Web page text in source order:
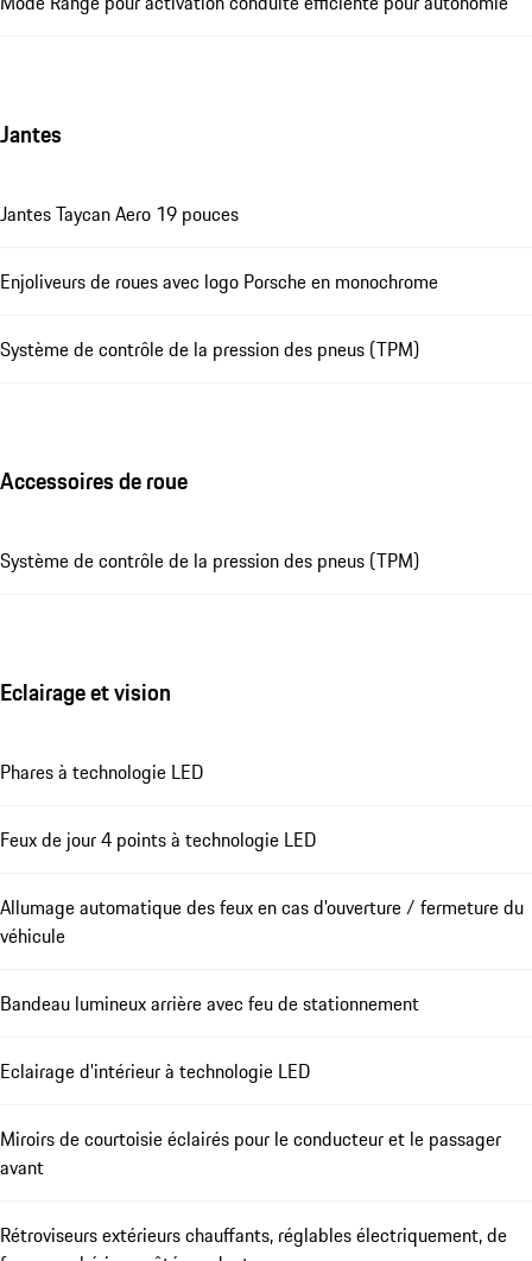
Jantes
Jantes Taycan Aero 19 pouces
Enjoliveurs de roues avec logo Porsche en monochrome
Système de contrôle de la pression des pneus (TPM)
Accessoires de roue
Système de contrôle de la pression des pneus (TPM)
Eclairage et vision
Phares à technologie LED
Feux de jour 4 points à technologie LED
Allumage automatique des feux en cas d'ouverture / fermeture du
véhicule
Bandeau lumineux arrière avec feu de stationnement
Eclairage d'intérieur à technologie LED
Miroirs de courtoisie éclairés pour le conducteur et le passager
avant
Rétroviseurs extérieurs chauffants, réglables électriquement, de